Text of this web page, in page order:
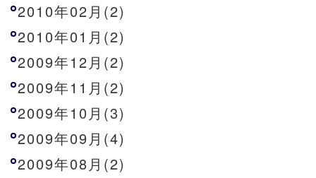
2010年02月(2)
2010年01月(2)
2009年12月(2)
2009年11月(2)
2009年10月(3)
2009年09月(4)
2009年08月(2)